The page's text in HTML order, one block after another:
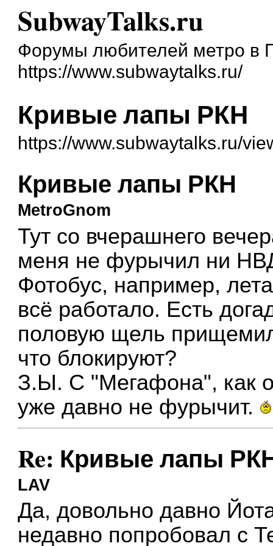
SubwayTalks.ru
Форумы любителей метро в
https://www.subwaytalks.ru/
Кривые лапы РКН
https://www.subwaytalks.ru/
Кривые лапы РКН
MetroGnom
Тут со вчерашнего
меня не фурычил ни
Фотобус, например,
всё работало. Есть
половую щель
что блокируют?
З.Ы. С "Мегафона", как
уже давно не фурычит.
Re: Кривые лапы
LAV
Да, довольно давно
недавно попробовал с